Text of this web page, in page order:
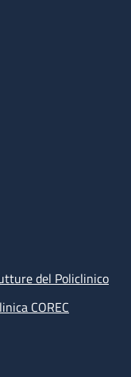
del Policlinico
COREC